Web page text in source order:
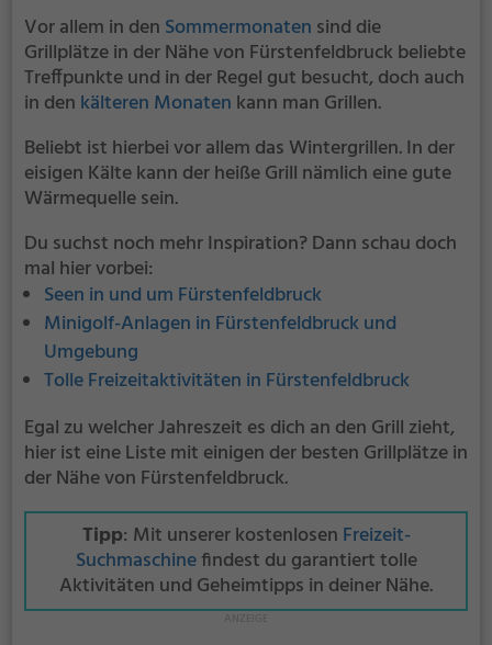
Vor allem in den Sommermonaten sind die
Grillplätze in der Nähe von Fürstenfeldbruck beliebte
Treffpunkte und in der Regel gut besucht, doch auch
in den kälteren Monaten kann man Grillen.
Beliebt ist hierbei vor allem das Wintergrillen. In der
eisigen Kälte kann der heiße Grill nämlich eine gute
Wärmequelle sein.
Du suchst noch mehr Inspiration? Dann schau doch
mal hier vorbei:
Seen in und um Fürstenfeldbruck
Minigolf-Anlagen in Fürstenfeldbruck und
Umgebung
Tolle Freizeitaktivitäten in Fürstenfeldbruck
Egal zu welcher Jahreszeit es dich an den Grill zieht,
hier ist eine Liste mit einigen der besten Grillplätze in
der Nähe von Fürstenfeldbruck.
Tipp: Mit unserer kostenlosen Freizeit-
Suchmaschinefindest du garantiert tolle
Aktivitäten und Geheimtipps in deiner Nähe.